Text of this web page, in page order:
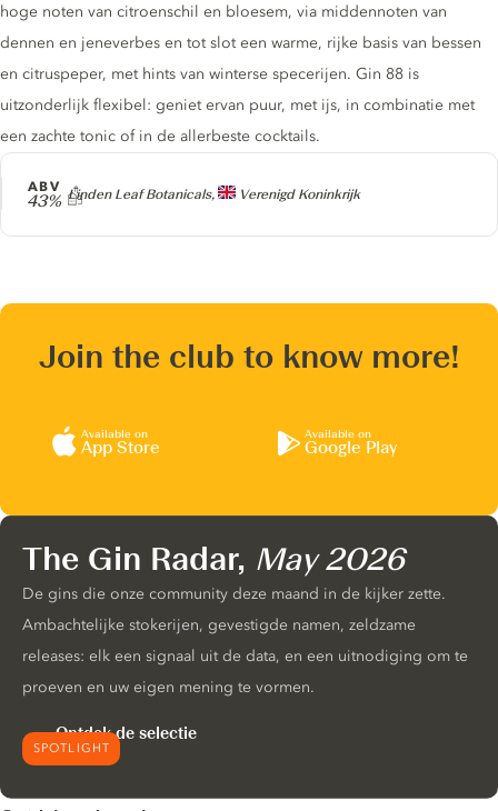
Producer
Linden Leaf Botanicals, Verenigd Koninkrijk
ABV
43%
hoge noten van citroenschil en bloesem, via middennoten van
dennen en jeneverbes en tot slot een warme, rijke basis van bessen
en citruspeper, met hints van winterse specerijen. Gin 88 is
uitzonderlijk flexibel: geniet ervan puur, met ijs, in combinatie met
een zachte tonic of in de allerbeste cocktails.
Join the club to know more!
Available on
App Store
Available on
Google Play
SPOTLIGHT
The Gin Radar, May 2026
De gins die onze community deze maand in de kijker zette.
Ambachtelijke stokerijen, gevestigde namen, zeldzame
releases: elk een signaal uit de data, en een uitnodiging om te
proeven en uw eigen mening te vormen.
Ontdek de selectie